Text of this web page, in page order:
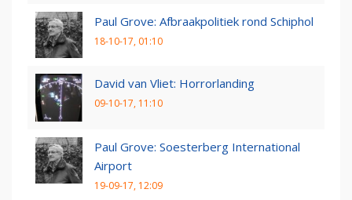
Paul Grove: Afbraakpolitiek rond Schiphol
18-10-17, 01:10
David van Vliet: Horrorlanding
09-10-17, 11:10
Paul Grove: Soesterberg International
Airport
19-09-17, 12:09